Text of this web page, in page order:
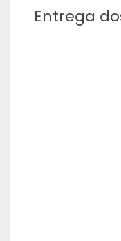
Entrega